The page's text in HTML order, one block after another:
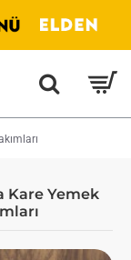
Kare Yemek